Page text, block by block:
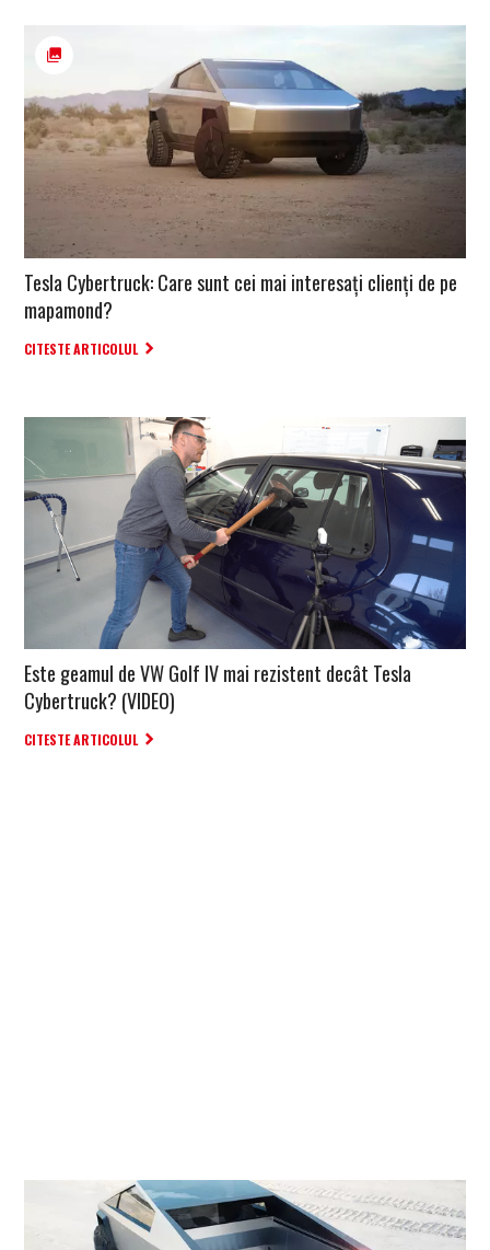
Tesla Cybertruck: Care sunt cei mai interesați clienți de pe
mapamond?
CITESTE ARTICOLUL
Este geamul de VW Golf IV mai rezistent decât Tesla
Cybertruck? (VIDEO)
CITESTE ARTICOLUL